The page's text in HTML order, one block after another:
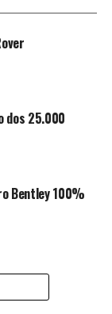
dos 25.000
Bentley 100%